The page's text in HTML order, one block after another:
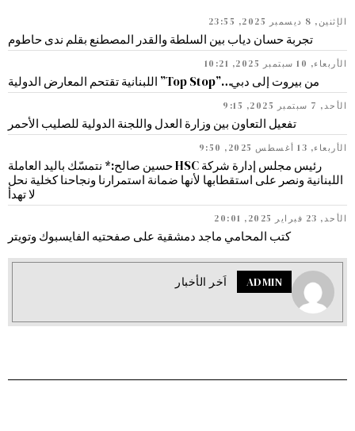
الإثنين, 8 ديسمبر 2025, 23:55
تجربة حسان دياب بين السلطة والقدر المصطنع بقلم ندى حاطوم
الأربعاء, 10 سبتمبر 2025, 10:21
من بيروت إلى دبي…”Top Stop” اللبنانية تقتحم المعارض الدولية
الأحد, 7 سبتمبر 2025, 9:15
تفعيل التعاون بين وزارة العدل واللجنة الدولية للصليب الأحمر
الأربعاء, 13 أغسطس 2025, 9:50
رئيس مجلس إدارة شركة HSC حسين صالح:* نتمسّك باليد العاملة
اللبنانية ونصر على استقطابها لأنها ضمانة استمرارنا ونجاحنا كخلية نحل
لا تهدأ
الأحد, 23 فبراير 2025, 20:01
كتب المحامي ماجد دمشقية على صفحتيه الفايسبوك وتويتر
ADMIN اَخر الأخبار